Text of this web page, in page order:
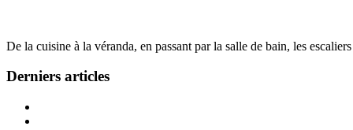
De la cuisine à la véranda, en passant par la salle de bain, les
Derniers articles